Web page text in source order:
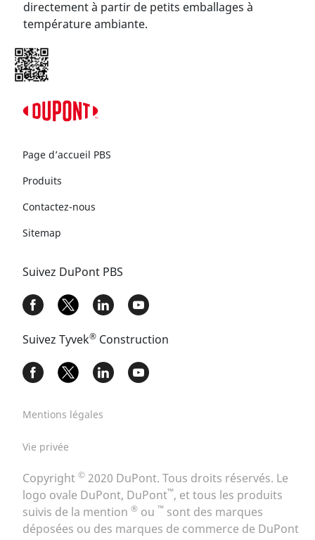
directement à partir de petits emballages à
température ambiante.
Page d’accueil PBS
Produits
Contactez-nous
Sitemap
Suivez DuPont PBS
Suivez Tyvek®Construction
Mentions légales
Vie privée
Copyright ©2020 DuPont. Tous droits réservés. Le
logo ovale DuPont, DuPont™, et tous les produits
suivis de la mention ®ou ™sont des marques
déposées ou des marques de commerce de DuPont